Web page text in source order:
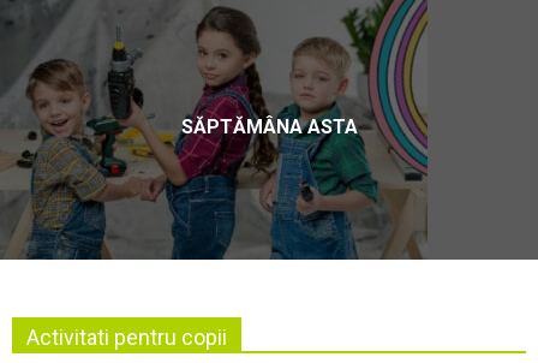
SĂPTĂMÂNA ASTA
Activitati pentru copii